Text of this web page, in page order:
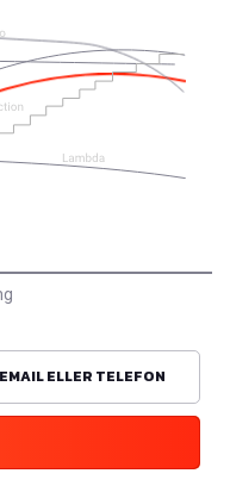
ELLER TELEFON